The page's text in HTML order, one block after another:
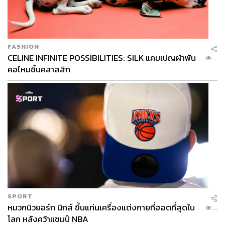
FASHION
CELINE INFINITE POSSIBILITIES: SILK แคมเปญผ้าพัน
คอไหมชิ้นคลาสสิก
...
SPORT
หมวกนิวยอร์ก นิกส์ ขึ้นแท่นเครื่องแต่งกายที่ฮอตที่สุดใน
โลก หลังคว้าแชมป์ NBA
...